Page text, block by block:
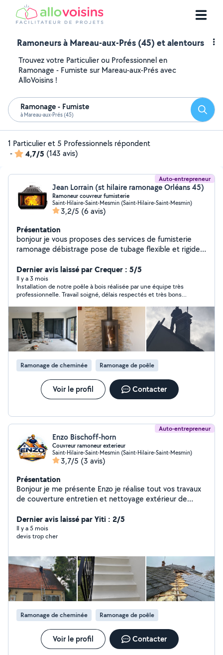
Ramoneurs à Mareau-aux-Prés (45) et alentours
Trouvez votre Particulier ou Professionnel en
Ramonage - Fumiste sur Mareau-aux-Prés avec
AlloVoisins !
Ramonage - Fumiste
à Mareau-aux-Prés (45)
1 Particulier et 5 Professionnels répondent
-
4,7/5 (143 avis)
Auto-entrepreneur
Jean Lorrain (st hilaire ramonage Orléans 45)
Ramoneur couvreur fumisterie
Saint-Hilaire-Saint-Mesmin (Saint-Hilaire-Saint-Mesmin)
3,2/5 (6 avis)
Présentation
bonjour je vous proposes des services de fumisterie
ramonage débistrage pose de tubage flexible et rigide
couverture zinguerie. demoussage de toiture façades et
murs pose de gouttières.pose de Chapeau.
Dernier avis laissé par Crequer : 5/5
Il y a 3 mois
Installation de notre poêle à bois réalisée par une équipe très
professionnelle. Travail soigné, délais respectés et très bons
propre après intervention. Nous sommes ravis du résultat, le
poêle fonctionne parfaitement. Je recommande sans hésiter !
Ramonage de cheminée Ramonage de poêle
Voir le profil Contacter
Auto-entrepreneur
Enzo Bischoff-horn
Couvreur ramoneur exterieur
Saint-Hilaire-Saint-Mesmin (Saint-Hilaire-Saint-Mesmin)
3,7/5 (3 avis)
Présentation
Bonjour je me présente Enzo je réalise tout vos travaux
de couverture entretien et nettoyage extérieur de
cheminé poêle en tant que fumiste ramoneur
Dernier avis laissé par Yiti : 2/5
Il y a 5 mois
devis trop cher
Ramonage de cheminée Ramonage de poêle
Voir le profil Contacter